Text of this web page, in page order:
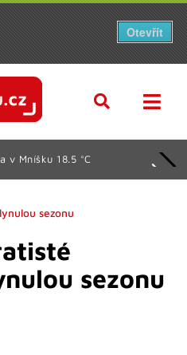
v Mníšku 18.5 °C
sezonu
sezonu
Otevřít